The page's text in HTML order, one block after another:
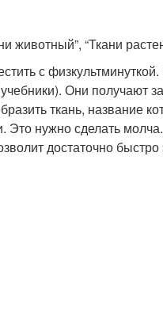
животный”, “Ткани
с
Они получают
ткань, название
Это нужно сделать
достаточно